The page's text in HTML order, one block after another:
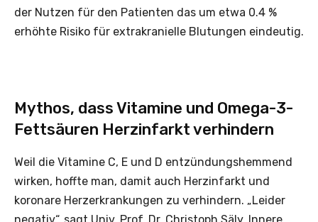
der Nutzen für den Patienten das um etwa 0.4 %
erhöhte Risiko für extrakranielle Blutungen eindeutig.
Mythos, dass Vitamine und Omega-3-
Fettsäuren Herzinfarkt verhindern
Weil die Vitamine C, E und D entzündungshemmend
wirken, hoffte man, damit auch Herzinfarkt und
koronare Herzerkrankungen zu verhindern. „Leider